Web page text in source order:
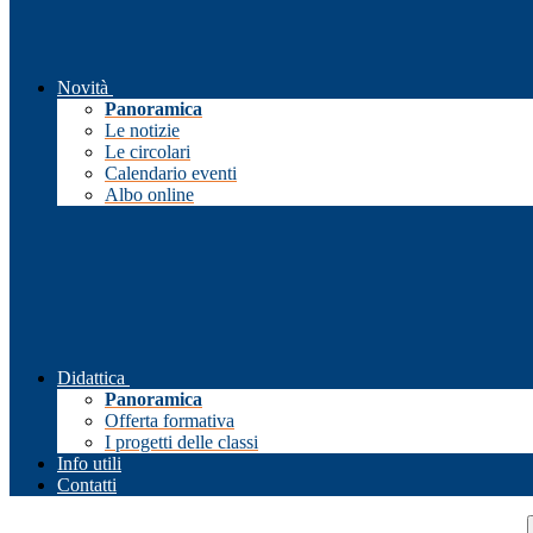
Novità
Panoramica
Le notizie
Le circolari
Calendario eventi
Albo online
Didattica
Panoramica
Offerta formativa
I progetti delle classi
Info utili
Contatti